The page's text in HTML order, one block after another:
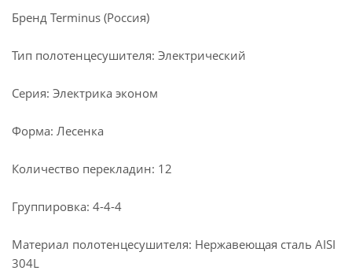
Бренд Terminus (Россия)
Тип полотенцесушителя: Электрический
Серия: Электрика эконом
Форма: Лесенка
Количество перекладин: 12
Группировка: 4-4-4
Материал полотенцесушителя: Нержавеющая сталь AISI
304L